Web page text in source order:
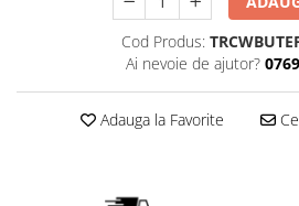
Bluze Japanese
Bluze Lips
Cod Produs:
Ai nevoie de ajutor?
Adauga la Favorite